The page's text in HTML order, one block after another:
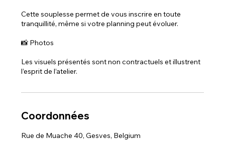
Cette souplesse permet de vous inscrire en toute
tranquillité, même si votre planning peut évoluer.
📸 Photos
Les visuels présentés sont non contractuels et illustrent
l’esprit de l’atelier.
Coordonnées
Rue de Muache 40, Gesves, Belgium